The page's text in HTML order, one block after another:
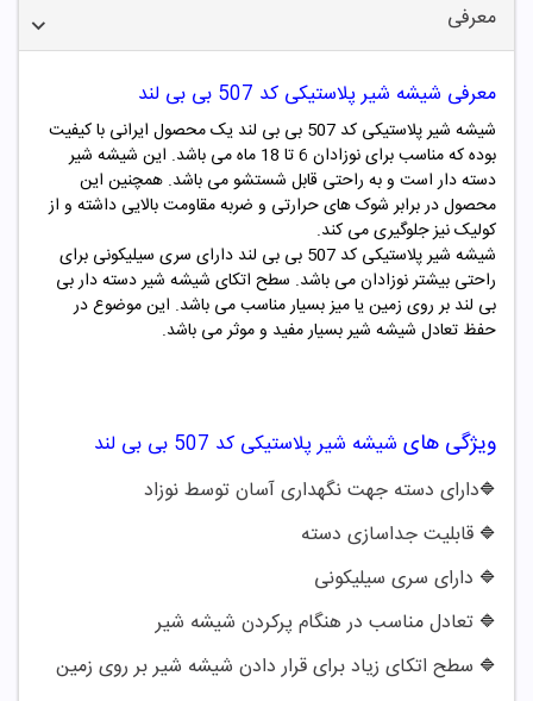
معرفی
معرفی شیشه شیر پلاستیکی کد 507 بی بی لند
شیشه شیر پلاستیکی کد 507 بی بی لند یک محصول ایرانی با کیفیت
بوده که مناسب برای نوزادان 6 تا 18 ماه می باشد. این شیشه شیر
دسته دار است و به راحتی قابل شستشو می باشد. همچنین این
محصول در برابر شوک های حرارتی و ضربه مقاومت بالایی داشته و از
کولیک نیز جلوگیری می کند.
شیشه شیر پلاستیکی کد 507 بی بی لند
دارای سری سیلیکونی برای
راحتی بیشتر نوزادان می باشد. سطح اتکای شیشه شیر دسته دار بی
بی لند بر روی زمین یا میز بسیار مناسب می باشد. این موضوع در
حفظ تعادل شیشه شیر بسیار مفید و موثر می باشد.
ویژگی های شیشه شیر پلاستیکی کد 507 بی بی لند
🔷دارای دسته جهت نگهداری آسان توسط نوزاد
🔷 قابلیت جداسازی دسته
🔷 دارای سری سیلیکونی
🔷 تعادل مناسب در هنگام پرکردن شیشه شیر
🔷 سطح اتکای زیاد برای قرار دادن شیشه شیر بر روی زمین